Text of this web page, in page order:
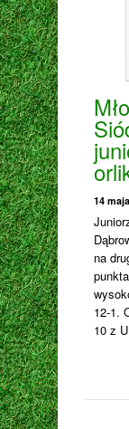
14
na
12-1.
10 z